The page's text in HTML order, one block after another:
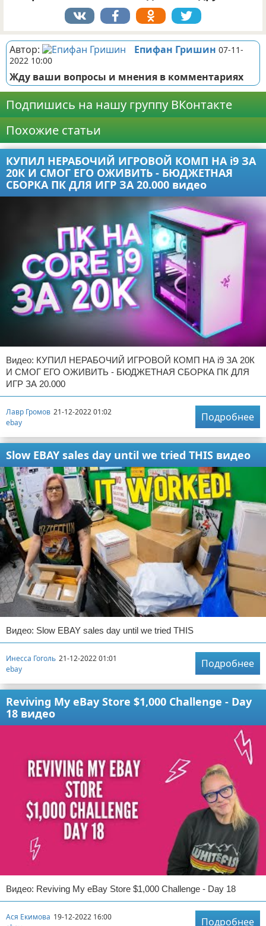
Автор: Епифан Гришин 07-11-
2022 10:00
Жду ваши вопросы и мнения в комментариях
Подпишись на нашу группу ВКонтакте
Похожие статьи
КУПИЛ НЕРАБОЧИЙ ИГРОВОЙ КОМП НА i9 ЗА
20К И СМОГ ЕГО ОЖИВИТЬ - БЮДЖЕТНАЯ
СБОРКА ПК ДЛЯ ИГР ЗА 20.000 видео
Видео: КУПИЛ НЕРАБОЧИЙ ИГРОВОЙ КОМП НА i9 ЗА 20К
И СМОГ ЕГО ОЖИВИТЬ - БЮДЖЕТНАЯ СБОРКА ПК ДЛЯ
ИГР ЗА 20.000
Лавр Громов 21-12-2022 01:02
ebay
Подробнее
Slow EBAY sales day until we tried THIS видео
Видео: Slow EBAY sales day until we tried THIS
Инесса Гоголь 21-12-2022 01:01
ebay
Подробнее
Reviving My eBay Store $1,000 Challenge - Day
18 видео
Видео: Reviving My eBay Store $1,000 Challenge - Day 18
Ася Екимова 19-12-2022 16:00
Подробнее